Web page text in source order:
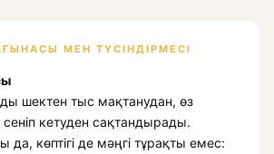
МЕН ТҮСІНДІРМЕСІ
шектен тыс мақтанудан, өз
кетуден сақтандырады.
да, көптігі де мәңгі тұрақты емес: